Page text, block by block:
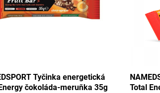
NAMEDSPORT Tyčinka energetická
Total Energy mix Karibik 35g